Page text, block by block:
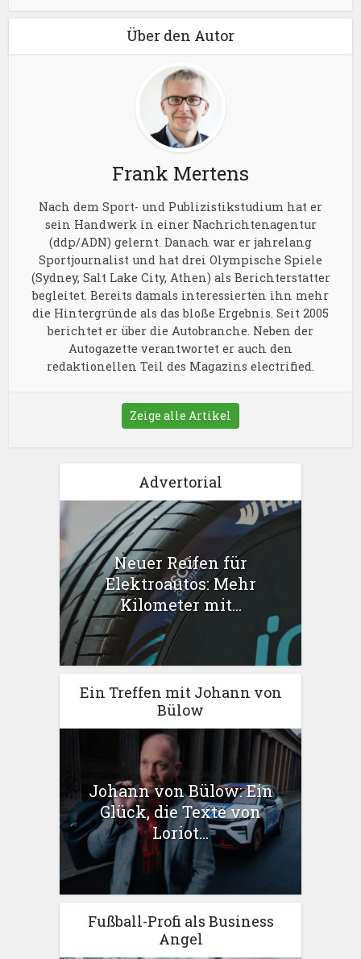
Über den Autor
Frank Mertens
Nach dem Sport- und Publizistikstudium hat er
sein Handwerk in einer Nachrichtenagentur
(ddp/ADN) gelernt. Danach war er jahrelang
Sportjournalist und hat drei Olympische Spiele
(Sydney, Salt Lake City, Athen) als Berichterstatter
begleitet. Bereits damals interessierten ihn mehr
die Hintergründe als das bloße Ergebnis. Seit 2005
berichtet er über die Autobranche. Neben der
Autogazette verantwortet er auch den
redaktionellen Teil des Magazins electrified.
Zeige alle Artikel
Advertorial
Neuer Reifen für
Elektroautos: Mehr
Kilometer mit...
Ein Treffen mit Johann von
Bülow
Johann von Bülow: Ein
Glück, die Texte von
Loriot...
Fußball-Profi als Business
Angel